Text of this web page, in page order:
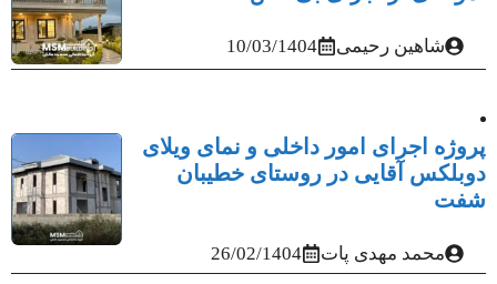
10/03/1404 شاهین رحیمی
پروژه اجرای امور داخلی و نمای ویلای
دوبلکس آقایی در روستای خطیبان
شفت
26/02/1404 محمد مهدی پات